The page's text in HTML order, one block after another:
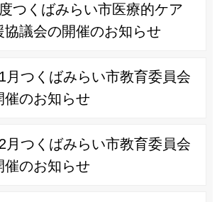
つくばみらい市医療的ケア
協議会の開催のお知らせ
月つくばみらい市教育委員会
催のお知らせ
月つくばみらい市教育委員会
催のお知らせ